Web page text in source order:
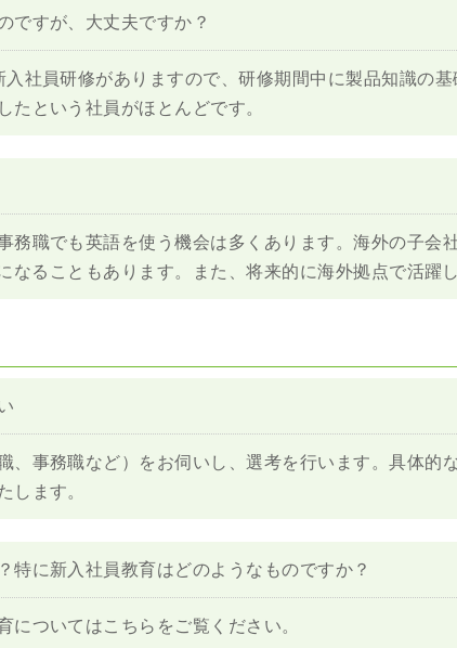
ですが、大丈夫ですか？
社員研修がありますので、研修期間中に製品知識の
たという社員がほとんどです。
務職でも英語を使う機会は多くあります。海外の子会
ることもあります。また、将来的に海外拠点で活躍
、事務職など）をお伺いし、選考を行います。具体的
します。
特に新入社員教育はどのようなものですか？
ついてはこちらをご覧ください。